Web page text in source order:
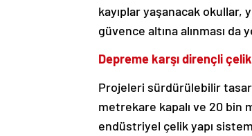
kayıplar yaşanacak
güvence altına alınması da
Depreme karşı dirençli
Projeleri sürdürülebilir
metrekare kapalı ve 20 bin
endüstriyel çelik yapı